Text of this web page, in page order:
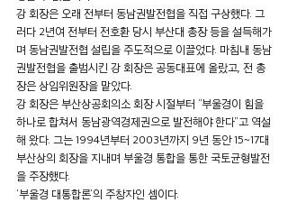
강 회장은 오래 전부터 동남권발전협을 직접 구상했다. 그
러다 2년여 전부터 전호환 당시 부산대 총장 등을 설득해가
며 동남권발전협 설립을 주도적으로 이끌었다. 마침내 동남
권발전협을 출범시킨 강 회장은 공동대표에 올랐고, 전 총
장은 상임위원장을 맡았다.
강 회장은 부산상공회의소 회장 시절부터 “부울경이 힘을
하나로 합쳐서 동남광역경제권으로 발전해야 한다”고 역설
해 왔다. 그는 1994년부터 2003년까지 9년 동안 15~17대
부산상의 회장을 지내며 부울경 통합을 통한 국토균형발전
을 주장했다.
‘부울경 대통합론’의 주창자인 셈이다.